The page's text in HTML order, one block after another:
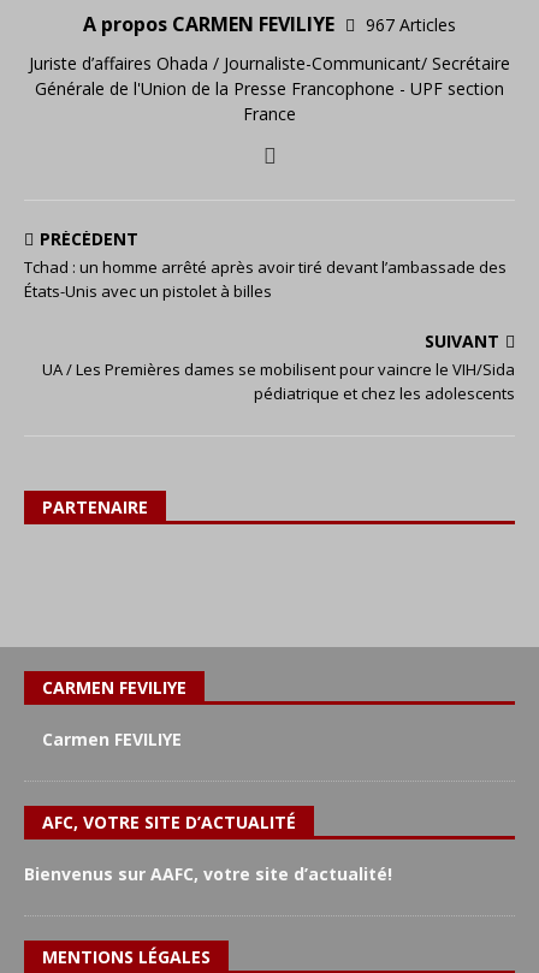
A propos CARMEN FEVILIYE
967 Articles
Juriste d’affaires Ohada / Journaliste-Communicant/ Secrétaire
Générale de l'Union de la Presse Francophone - UPF section
France
PRÉCÉDENT
Tchad : un homme arrêté après avoir tiré devant l’ambassade des
États-Unis avec un pistolet à billes
SUIVANT
UA / Les Premières dames se mobilisent pour vaincre le VIH/Sida
pédiatrique et chez les adolescents
PARTENAIRE
CARMEN FEVILIYE
Carmen FEVILIYE
AFC, VOTRE SITE D’ACTUALITÉ
Bienvenus sur AAFC, votre site d’actualité!
MENTIONS LÉGALES